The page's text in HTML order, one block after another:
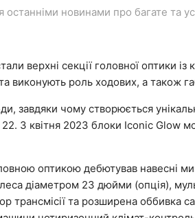
останніми новинами про багате та
верхні секції головної оптики із
виконують роль ходових, а також
завдяки чому створюється
22. З квітня 2023 блоки Iconic Glow
оптикою дебютував навесні
діаметром 23 дюйми (опція),
трансмісії та розширена оббивка